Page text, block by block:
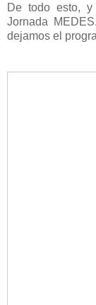
De todo esto, y
Jornada
dejamos el